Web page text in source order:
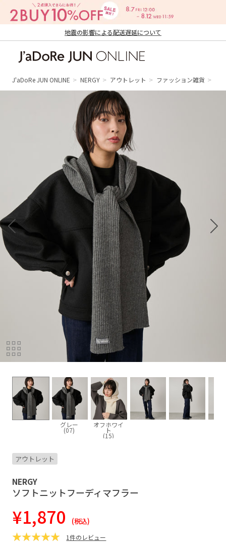
地震の影響による配送遅延について
ン オンライン）
J'aDoRe JUN ONLINE NERGY アウトレット ファッション雑貨
グレー
(07)
オフホワイ
ト
(15)
アウトレット
NERGY
ソフトニットフーディマフラー
¥1,870 (税込)
1件のレビュー